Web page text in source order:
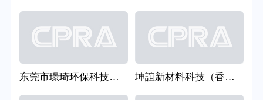
东莞市璟琦环保科技有限公司 坤誼新材料科技（香港）有限公司